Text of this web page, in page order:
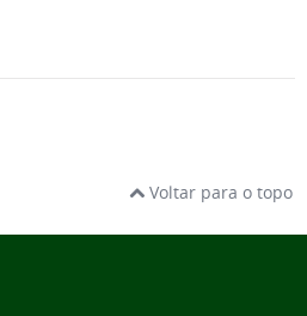
Voltar para o topo